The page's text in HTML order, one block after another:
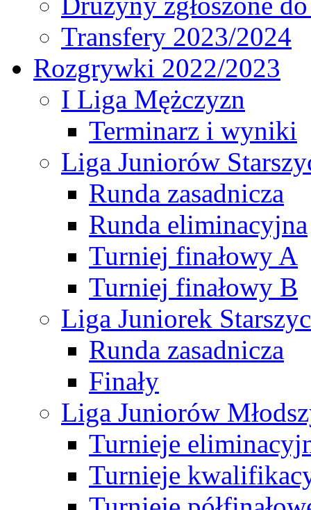
Transfery 2023/2024
Rozgrywki 2022/2023
I Liga Mężczyzn
Terminarz i wyniki
Liga Juniorów
Runda zasadnicza
Runda eliminacyjna
Turniej finałowy A
Turniej finałowy B
Liga Juniorek
Runda zasadnicza
Finały
Liga Juniorów
Turnieje
Turnieje